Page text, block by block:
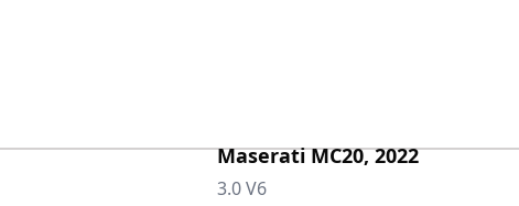
Maserati MC20, 2022
3.0 V6